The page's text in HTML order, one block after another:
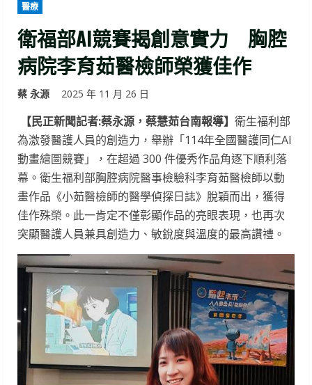
醫療
衛福部AI競賽揭創意實力 胸腔
病院李育茹醫檢師榮獲佳作
蔡 永源 2025 年 11 月 26 日
【民正新聞記者:蔡永源，蔡慧茹台南報導】 衛生福利部
為激發醫護人員的創造力，舉辦「114年全國醫護同仁AI
動畫繪圖競賽」，在超過 300 件優秀作品角逐下順利落
幕。衛生福利部胸腔病院醫事檢驗科李育茹醫檢師以動
畫作品《小茹醫檢師的醫學偵探日誌》脫穎而出，獲得
佳作殊榮。此一肯定不僅彰顯作品的亮眼表現，也再次
突顯醫護人員兼具創造力、敏銳度與溫度的最高讚禮。